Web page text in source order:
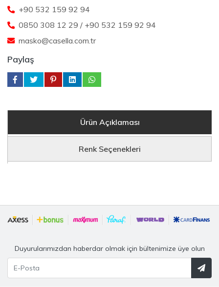
+90 532 159 92 94
0850 308 12 29 / +90 532 159 92 94
masko@casella.com.tr
Paylaş
Ürün Açıklaması
Renk Seçenekleri
Duyurularımızdan haberdar olmak için bültenimize üye olun